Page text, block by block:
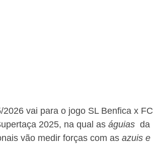
2026 vai para o jogo SL Benfica x FC
2025, na qual as águias da
vão medir forças com as azuis e